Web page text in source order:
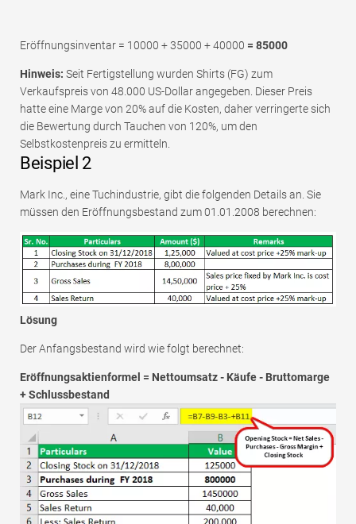
Eröffnungsinventar = 10000 + 35000 + 40000 = 85000
Hinweis: Seit Fertigstellung wurden Shirts (FG) zum
Verkaufspreis von 48.000 US-Dollar angegeben. Dieser Preis
hatte eine Marge von 20% auf die Kosten, daher verringerte sich
die Bewertung durch Tauchen von 120%, um den
Selbstkostenpreis zu ermitteln.
Beispiel 2
Mark Inc., eine Tuchindustrie, gibt die folgenden Details an. Sie
müssen den Eröffnungsbestand zum 01.01.2008 berechnen:
Lösung
Der Anfangsbestand wird wie folgt berechnet:
Eröffnungsaktienformel = Nettoumsatz - Käufe - Bruttomarge
+ Schlussbestand